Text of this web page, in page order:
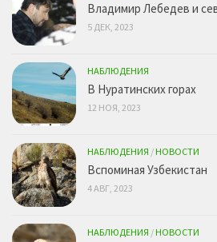
Владимир Лебедев и
5 ДЕК, 2023
НАБЛЮДЕНИЯ
В Нуратинских горах
12 НОЯ, 2023
НАБЛЮДЕНИЯ /НОВОСТИ
Вспоминая Узбекистан
4 АВГ, 2023
НАБЛЮДЕНИЯ /НОВОСТИ